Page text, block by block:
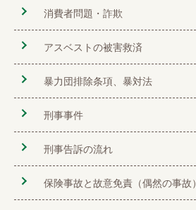
消費者問題・詐欺
アスベストの被害救済
暴力団排除条項、暴対法
刑事事件
刑事告訴の流れ
保険事故と故意免責（偶然の事故）